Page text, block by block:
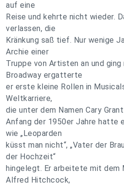
auf eine
Reise und kehrte nicht wieder.
verlassen, die
Kränkung saß tief. Nur wenige
Archie einer
Truppe von Artisten an und ging
Broadway ergatterte
er erste kleine Rollen in
Weltkarriere,
die unter dem Namen Cary
Anfang der 1950er Jahre hatte
wie „Leoparden
küsst man nicht“, „Vater der
der Hochzeit“
hingelegt. Er arbeitete mit dem
Alfred Hitchcock,